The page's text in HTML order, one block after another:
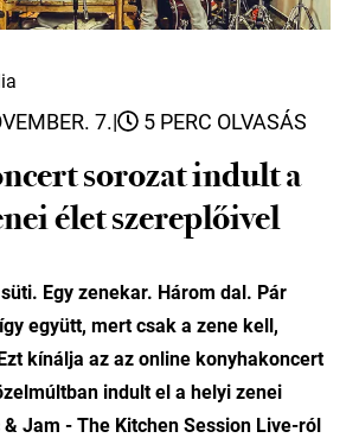
7.| 5 PERC OLVASÁS
sorozat indult a
élet szereplőivel
Egy zenekar. Három dal. Pár
együtt, mert csak a zene kell,
kínálja az az online konyhakoncert
indult el a helyi zenei
Jam - The Kitchen Session Live-ról